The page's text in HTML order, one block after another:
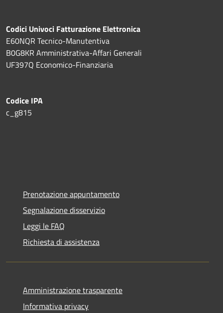
Codici Univoci Fatturazione Elettronica
E60NQR Tecnico-Manutentiva
B0G8KR Amministrativa-Affari Generali
UF397Q Economico-Finanziaria
Codice IPA
c_g815
Prenotazione appuntamento
Segnalazione disservizio
Leggi le FAQ
Richiesta di assistenza
Amministrazione trasparente
Informativa privacy